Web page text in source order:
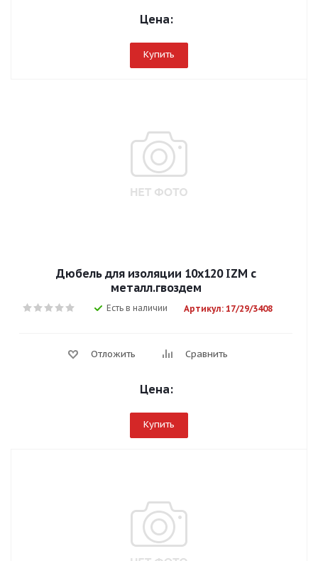
Цена:
Купить
Дюбель для изоляции 10х120 IZM с
металл.гвоздем
Есть в наличии Артикул: 17/29/3408
Отложить Сравнить
Цена:
Купить